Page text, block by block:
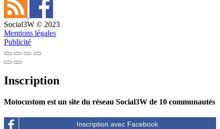
Social3W © 2023
Mentions légales
Publicité
Inscription
Motocustom est un site du réseau Social3W de 10 communautés